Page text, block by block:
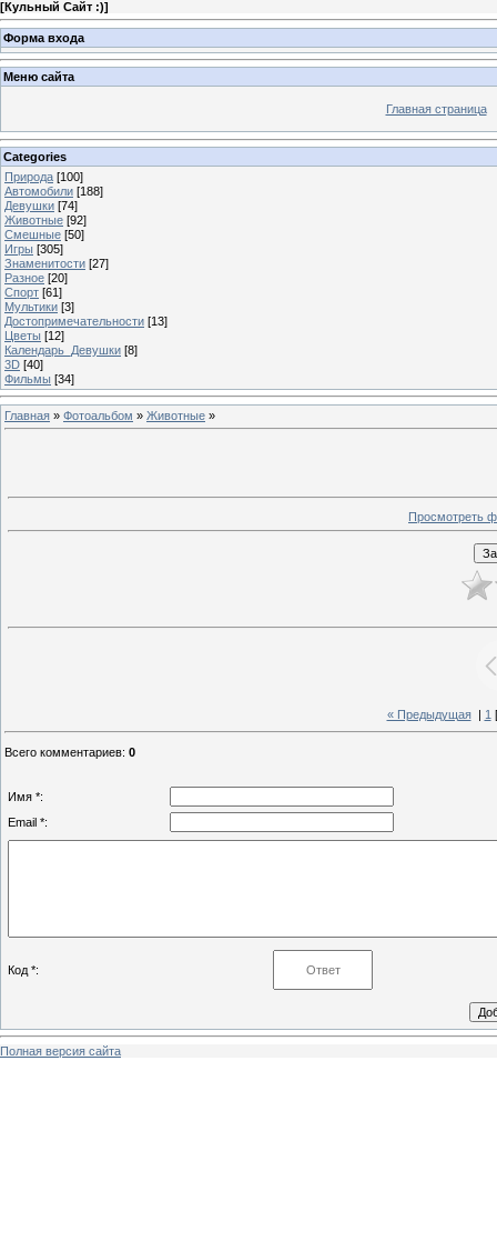
[Кульный Сайт :)]
Форма входа
Меню сайта
Главная страница
Categories
Природа [100]
Автомобили [188]
Девушки [74]
Животные [92]
Смешные [50]
Игры [305]
Знаменитости [27]
Разное [20]
Спорт [61]
Мультики [3]
Достопримечательности [13]
Цветы [12]
Календарь_Девушки [8]
3D [40]
Фильмы [34]
Главная » Фотоальбом » Животные »
Просмотреть
« Предыдущая| 1 [
Всего комментариев: 0
Имя *:
Email *:
Код *:
Полная версия сайта